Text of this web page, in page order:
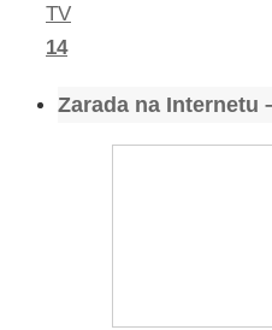
TV
14
Zarada na Internetu